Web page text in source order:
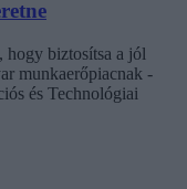
hogy biztosítsa a jól
munkaerőpiacnak -
és Technológiai